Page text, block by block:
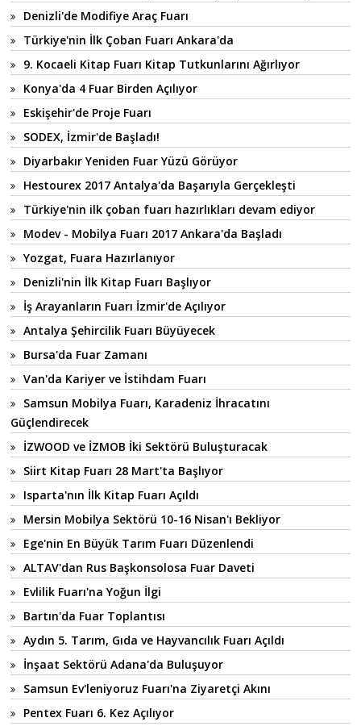
Denizli'de Modifiye Araç Fuarı
Türkiye'nin İlk Çoban Fuarı Ankara'da
9. Kocaeli Kitap Fuarı Kitap Tutkunlarını Ağırlıyor
Konya'da 4 Fuar Birden Açılıyor
Eskişehir'de Proje Fuarı
SODEX, İzmir'de Başladı!
Diyarbakır Yeniden Fuar Yüzü Görüyor
Hestourex 2017 Antalya'da Başarıyla Gerçekleşti
Türkiye'nin ilk çoban fuarı hazırlıkları devam ediyor
Modev - Mobilya Fuarı 2017 Ankara'da Başladı
Yozgat, Fuara Hazırlanıyor
Denizli'nin İlk Kitap Fuarı Başlıyor
İş Arayanların Fuarı İzmir'de Açılıyor
Antalya Şehircilik Fuarı Büyüyecek
Bursa'da Fuar Zamanı
Van'da Kariyer ve İstihdam Fuarı
Samsun Mobilya Fuarı, Karadeniz İhracatını
Güçlendirecek
İZWOOD ve İZMOB İki Sektörü Buluşturacak
Siirt Kitap Fuarı 28 Mart'ta Başlıyor
Isparta'nın İlk Kitap Fuarı Açıldı
Mersin Mobilya Sektörü 10-16 Nisan'ı Bekliyor
Ege'nin En Büyük Tarım Fuarı Düzenlendi
ALTAV'dan Rus Başkonsolosa Fuar Daveti
Evlilik Fuarı'na Yoğun İlgi
Bartın'da Fuar Toplantısı
Aydın 5. Tarım, Gıda ve Hayvancılık Fuarı Açıldı
İnşaat Sektörü Adana'da Buluşuyor
Samsun Ev'leniyoruz Fuarı'na Ziyaretçi Akını
Pentex Fuarı 6. Kez Açılıyor